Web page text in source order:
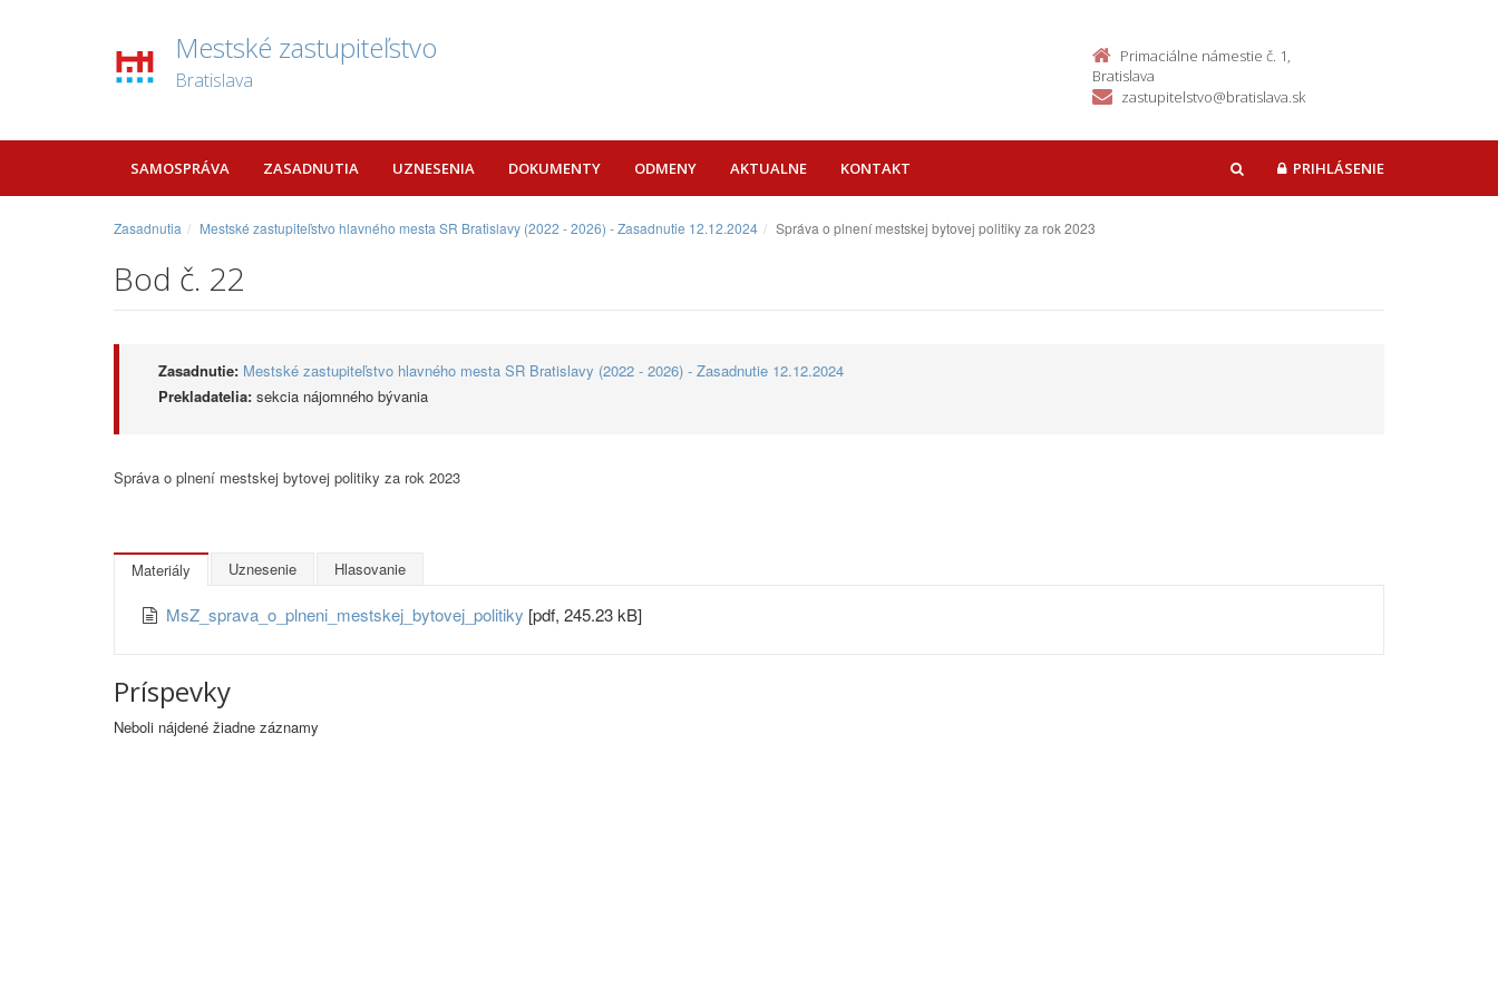
Mestské zastupiteľstvo
Bratislava
Primaciálne námestie č. 1,
Bratislava
zastupitelstvo@bratislava.sk
SAMOSPRÁVA ZASADNUTIA UZNESENIA DOKUMENTY ODMENY AKTUALNE KONTAKT HĽADAŤPRIHLÁSENIE
Zasadnutia Mestské zastupiteľstvo hlavného mesta SR Bratislavy (2022 - 2026) - Zasadnutie 12.12.2024 Správa o plnení mestskej bytovej politiky za rok 2023
Bod č. 22
Zasadnutie: Mestské zastupiteľstvo hlavného mesta SR Bratislavy (2022 - 2026) - Zasadnutie 12.12.2024
Prekladatelia: sekcia nájomného bývania
Správa o plnení mestskej bytovej politiky za rok 2023
Materiály Uznesenie Hlasovanie
MsZ_sprava_o_plneni_mestskej_bytovej_politiky [pdf, 245.23 kB]
Príspevky
Neboli nájdené žiadne záznamy